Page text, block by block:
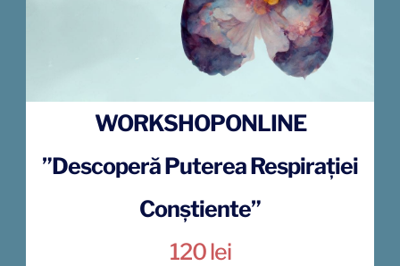
WORKSHOPONLINE
”Descoperă Puterea Respirației
Conștiente”
120 lei